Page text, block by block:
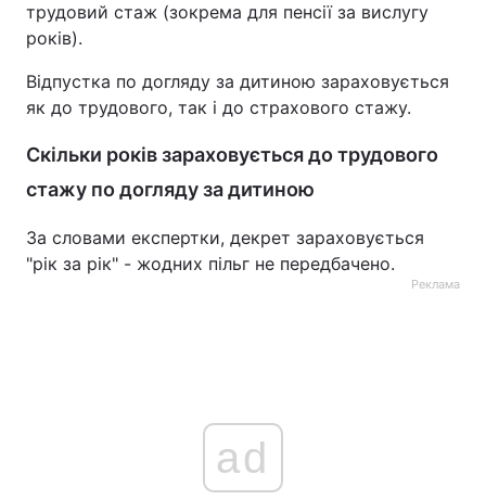
трудовий стаж (зокрема для пенсії за вислугу
років).
Відпустка по догляду за дитиною зараховується
як до трудового, так і до страхового стажу.
Скільки років зараховується до трудового
стажу по догляду за дитиною
За словами експертки, декрет зараховується
"рік за рік" - жодних пільг не передбачено.
Реклама
ad